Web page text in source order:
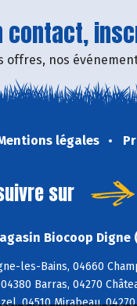
contact,
offres, nos
légales
sur
Biocoop Digne
les-Bains, 04660
Barras, 04270
04510 Mirabeau,